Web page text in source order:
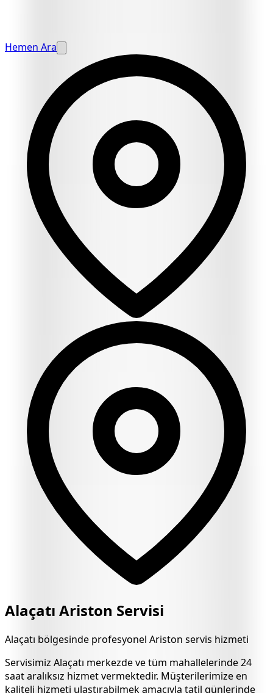
Hemen Ara
Alaçatı Ariston Servisi
Alaçatı bölgesinde profesyonel Ariston servis hizmeti
Servisimiz Alaçatı merkezde ve tüm mahallelerinde 24
saat aralıksız hizmet vermektedir. Müşterilerimize en
kaliteli hizmeti ulaştırabilmek amacıyla tatil günlerinde